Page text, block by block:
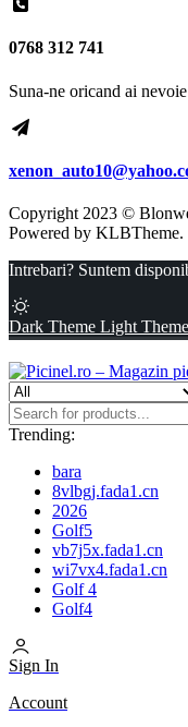
0768 312 741
Suna-ne oricand ai
Copyright 2023 ©
Powered by KLBTheme.
Intrebari? Suntem
Dark Theme Light Theme
Trending:
bara
8vlbgj.fada1.cn
2026
Golf5
vb7j5x.fada1.cn
wi7vx4.fada1.cn
Golf 4
Golf4
Sign In
Account